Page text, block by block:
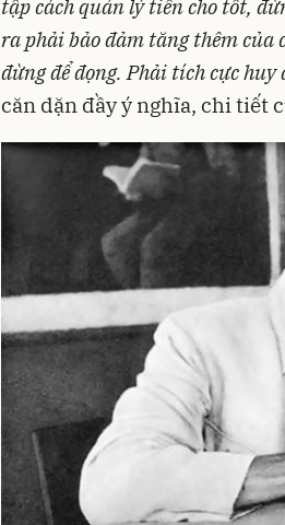
tập cách quản lý tiền cho tốt,
ra phải bảo đảm tăng thêm
đừng để đọng. Phải tích cực
căn dặn đầy ý nghĩa, chi tiết